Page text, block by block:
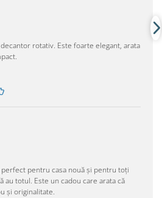
rotativ. Este foarte elegant, arata
pentru casa nouă și pentru toți
totul. Este un cadou care arata că
și originalitate.